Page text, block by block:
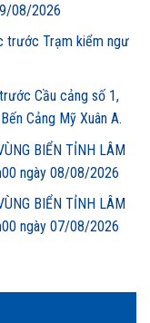
08/2026
trước Trạm kiểm ngư
Cầu cảng số 1,
Cảng Mỹ Xuân A.
BIỂN TỈNH LÂM
ngày 08/08/2026
BIỂN TỈNH LÂM
ngày 07/08/2026